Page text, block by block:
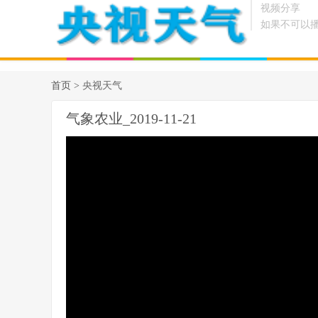
视频分享
如果不可以
首页 > 央视天气
气象农业_2019-11-21